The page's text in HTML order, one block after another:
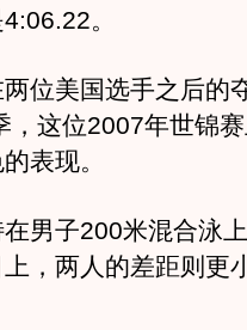
。
美国选手之后的
，这位2007年世锦
表现。
子200米混合泳上
，两人的差距则更